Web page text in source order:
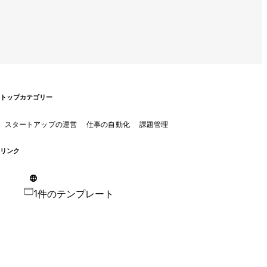
トップカテゴリー
スタートアップの運営 仕事の自動化 課題管理
リンク
1件のテンプレート